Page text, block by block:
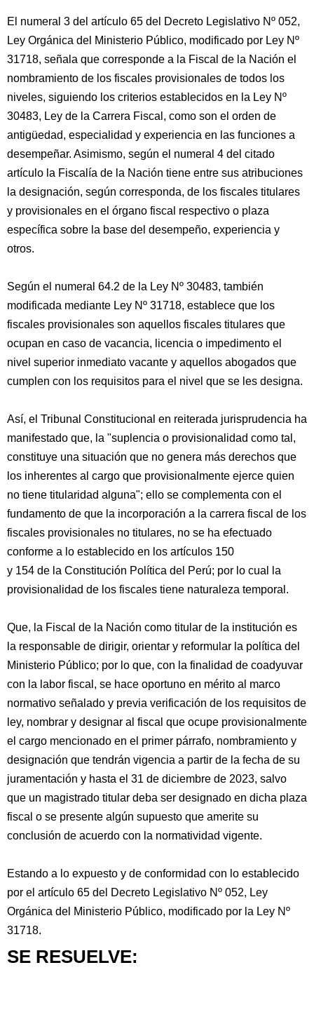
El numeral 3 del artículo 65 del Decreto Legislativo Nº 052,
Ley Orgánica del Ministerio Público, modificado por Ley Nº
31718, señala que corresponde a la Fiscal de la Nación el
nombramiento de los fiscales provisionales de todos los
niveles, siguiendo los criterios establecidos en la Ley Nº
30483, Ley de la Carrera Fiscal, como son el orden de
antigüedad, especialidad y experiencia en las funciones a
desempeñar. Asimismo, según el numeral 4 del citado
artículo la Fiscalía de la Nación tiene entre sus atribuciones
la designación, según corresponda, de los fiscales titulares
y provisionales en el órgano fiscal respectivo o plaza
específica sobre la base del desempeño, experiencia y
otros.
Según el numeral 64.2 de la Ley Nº 30483, también
modificada mediante Ley Nº 31718, establece que los
fiscales provisionales son aquellos fiscales titulares que
ocupan en caso de vacancia, licencia o impedimento el
nivel superior inmediato vacante y aquellos abogados que
cumplen con los requisitos para el nivel que se les designa.
Así, el Tribunal Constitucional en reiterada jurisprudencia ha
manifestado que, la "suplencia o provisionalidad como tal,
constituye una situación que no genera más derechos que
los inherentes al cargo que provisionalmente ejerce quien
no tiene titularidad alguna"; ello se complementa con el
fundamento de que la incorporación a la carrera fiscal de los
fiscales provisionales no titulares, no se ha efectuado
conforme a lo establecido en los artículos 150
y 154 de la Constitución Política del Perú; por lo cual la
provisionalidad de los fiscales tiene naturaleza temporal.
Que, la Fiscal de la Nación como titular de la institución es
la responsable de dirigir, orientar y reformular la política del
Ministerio Público; por lo que, con la finalidad de coadyuvar
con la labor fiscal, se hace oportuno en mérito al marco
normativo señalado y previa verificación de los requisitos de
ley, nombrar y designar al fiscal que ocupe provisionalmente
el cargo mencionado en el primer párrafo, nombramiento y
designación que tendrán vigencia a partir de la fecha de su
juramentación y hasta el 31 de diciembre de 2023, salvo
que un magistrado titular deba ser designado en dicha plaza
fiscal o se presente algún supuesto que amerite su
conclusión de acuerdo con la normatividad vigente.
Estando a lo expuesto y de conformidad con lo establecido
por el artículo 65 del Decreto Legislativo Nº 052, Ley
Orgánica del Ministerio Público, modificado por la Ley Nº
31718.
SE RESUELVE: